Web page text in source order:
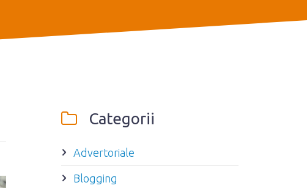
Categorii
Advertoriale
Blogging